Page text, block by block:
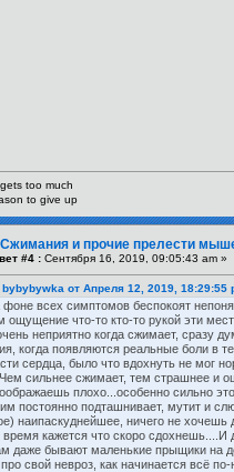
too much
to give up
Сжимания и прочие прелести
#4 : Сентября 16, 2019, 09:05:43 am »
bybybywka от Апреля 12, 2019, 18:29:55
всех симптомов беспокоят
ощущение что-то кто-то рукой эти
неприятно когда сжимает, сразу
когда появляются реальные боли в
сердца, было что вдохнуть не мог
сильнее сжимает, тем страшнее и
плохо...особенно сильно
постоянно подташнивает, мутит и
наипаскуднейшее, ничего не
время кажется что скоро сдохнешь....И
даже бывают маленькие прыщики на
свой невроз, как начинается всё